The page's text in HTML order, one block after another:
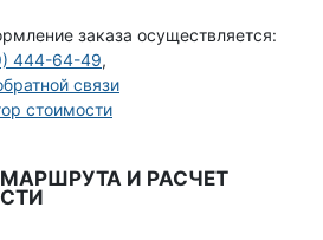
заказа осуществляется:
444-64-49,
связи
стоимости
И РАСЧЕТ